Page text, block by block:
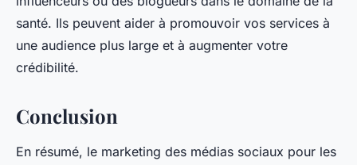
santé. Ils peuvent aider à promouvoir vos services à
une audience plus large et à augmenter votre
crédibilité.
Conclusion
En résumé, le marketing des médias sociaux pour les